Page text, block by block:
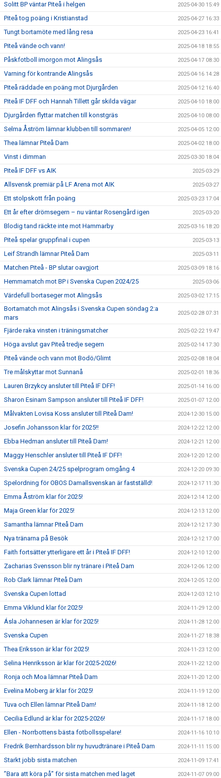
Solitt BP väntar Piteå i helgen 2025-04-30 15:49
Piteå tog poäng i Kristianstad 2025-04-27 16:33
Tungt bortamöte med lång resa 2025-04-23 16:41
Piteå vände och vann! 2025-04-18 18:55
Påskfotboll imorgon mot Alingsås 2025-04-17 08:30
Varning för kontrande Alingsås 2025-04-16 14:28
Piteå räddade en poäng mot Djurgården 2025-04-12 16:40
Piteå IF DFF och Hannah Tillett går skilda vägar 2025-04-10 18:00
Djurgården flyttar matchen till konstgräs 2025-04-10 08:00
Selma Åström lämnar klubben till sommaren! 2025-04-05 12:00
Thea lämnar Piteå Dam 2025-04-02 18:00
Vinst i dimman 2025-03-30 18:04
Piteå IF DFF vs AIK 2025-03-29
Allsvensk premiär på LF Arena mot AIK 2025-03-27
Ett stolpskott från poäng 2025-03-23 17:04
Ett år efter drömsegern – nu väntar Rosengård igen 2025-03-20
Blodig tand räckte inte mot Hammarby 2025-03-16 18:20
Piteå spelar gruppfinal i cupen 2025-03-13
Leif Strandh lämnar Piteå Dam 2025-03-11
Matchen Piteå - BP slutar oavgjort 2025-03-09 18:16
Hemmamatch mot BP i Svenska Cupen 2024/25 2025-03-06
Värdefull bortaseger mot Alingsås 2025-03-02 17:15
Bortamatch mot Alingsås i Svenska Cupen söndag 2:a
mars
2025-02-28 07:31
Fjärde raka vinsten i träningsmatcher 2025-02-22 19:47
Höga avslut gav Piteå tredje segern 2025-02-14 17:30
Piteå vände och vann mot Bodö/Glimt 2025-02-08 18:04
Tre målskyttar mot Sunnanå 2025-02-01 18:36
Lauren Brzykcy ansluter till Piteå IF DFF! 2025-01-14 16:00
Sharon Esinam Sampson ansluter till Piteå IF DFF! 2025-01-07 12:00
Målvakten Lovisa Koss ansluter till Piteå Dam! 2024-12-30 15:00
Josefin Johansson klar för 2025!! 2024-12-22 12:00
Ebba Hedman ansluter till Piteå Dam! 2024-12-21 12:00
Maggy Henschler ansluter till Piteå IF DFF! 2024-12-20 12:00
Svenska Cupen 24/25 spelprogram omgång 4 2024-12-20 09:30
Spelordning för OBOS Damallsvenskan är fastställd! 2024-12-17 11:30
Emma Åström klar för 2025! 2024-12-14 12:00
Maja Green klar för 2025! 2024-12-13 12:00
Samantha lämnar Piteå Dam 2024-12-12 17:30
Nya tränarna på Besök 2024-12-12 17:00
Faith fortsätter ytterligare ett år i Piteå IF DFF! 2024-12-10 12:00
Zacharias Svensson blir ny tränare i Piteå Dam 2024-12-06 12:00
Rob Clark lämnar Piteå Dam 2024-12-05 12:00
Svenska Cupen lottad 2024-12-03 12:10
Emma Viklund klar för 2025! 2024-11-29 12:00
Ásla Johannesen är klar för 2025! 2024-11-28 12:00
Svenska Cupen 2024-11-27 18:38
Thea Eriksson är klar för 2025! 2024-11-23 12:00
Selina Henriksson är klar för 2025-2026! 2024-11-22 12:00
Ronja och Moa lämnar Piteå Dam 2024-11-20 12:00
Evelina Moberg är klar för 2025! 2024-11-19 12:00
Tuva och Ellen lämnar Piteå Dam! 2024-11-18 12:00
Cecilia Edlund är klar för 2025-2026! 2024-11-17 18:00
Ellen - Norrbottens bästa fotbollsspelare! 2024-11-16 10:10
Fredrik Bernhardsson blir ny huvudtränare i Piteå Dam 2024-11-11 15:00
Starkt jobb sista matchen 2024-11-09 17:41
”Bara att köra på” för sista matchen med laget 2024-11-07 09:00